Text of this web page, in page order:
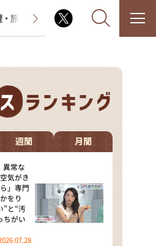
岡村の過ぎるTV
なんですけど・・・
着トークバラエティ！
ものいたって真剣です
イトスクープ
・旅 ラジオ番組 その他
週間 月間
常な
気がき
」専門
をり
”と“汚
ちがい